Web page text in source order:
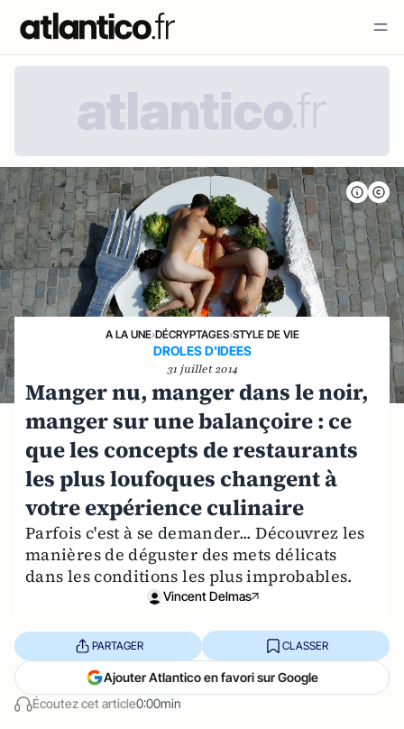
A LA UNE›DÉCRYPTAGES›STYLE DE VIE
DROLES D'IDEES
31 juillet 2014
Manger nu, manger dans le noir,
manger sur une balançoire : ce
que les concepts de restaurants
les plus loufoques changent à
votre expérience culinaire
Parfois c'est à se demander... Découvrez les
manières de déguster des mets délicats
dans les conditions les plus improbables.
Vincent Delmas
Écoutez cet article0:00min
PARTAGER CLASSER
Ajouter Atlantico en favori sur Google